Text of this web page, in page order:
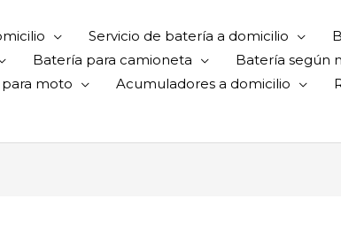
Servicio de batería a domicilio
Batería para camioneta
Batería según
moto Acumuladores a domicilio